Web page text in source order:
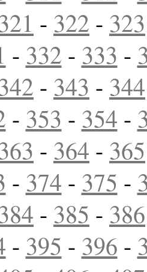
- 322 - 323
- 332 - 333 -
- 343 - 344
- 353 - 354 -
- 364 - 365
- 374 - 375 -
- 385 - 386
- 395 - 396 -